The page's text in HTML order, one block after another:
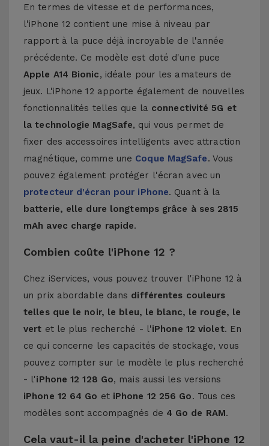
En termes de vitesse et de performances,
l'iPhone 12 contient une mise à niveau par
rapport à la puce déjà incroyable de l'année
précédente. Ce modèle est doté d'une puce
Apple A14 Bionic, idéale pour les amateurs de
jeux. L'iPhone 12 apporte également de nouvelles
fonctionnalités telles que la connectivité 5G et
la technologie MagSafe, qui vous permet de
fixer des accessoires intelligents avec attraction
magnétique, comme une Coque MagSafe. Vous
pouvez également protéger l'écran avec un
protecteur d'écran pour iPhone. Quant à la
batterie, elle dure longtemps grâce à ses 2815
mAh avec charge rapide.
Combien coûte l'iPhone 12 ?
Chez iServices, vous pouvez trouver l'iPhone 12 à
un prix abordable dans différentes couleurs
telles que le noir, le bleu, le blanc, le rouge, le
vert et le plus recherché - l'iPhone 12 violet. En
ce qui concerne les capacités de stockage, vous
pouvez compter sur le modèle le plus recherché
- l'iPhone 12 128 Go, mais aussi les versions
iPhone 12 64 Go et iPhone 12 256 Go. Tous ces
modèles sont accompagnés de 4 Go de RAM.
Cela vaut-il la peine d'acheter l'iPhone 12